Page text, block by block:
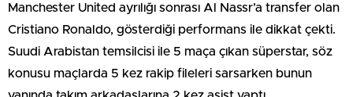
Manchester United ayrılığı sonrası Al Nassr’a transfer olan
Cristiano Ronaldo, gösterdiği performans ile dikkat çekti.
Suudi Arabistan temsilcisi ile 5 maça çıkan süperstar, söz
konusu maçlarda 5 kez rakip fileleri sarsarken bunun